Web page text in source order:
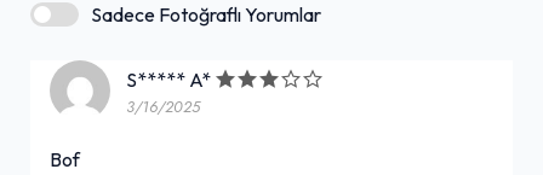
Sadece Fotoğraflı Yorumlar
S***** A*
3/16/2025
Bof